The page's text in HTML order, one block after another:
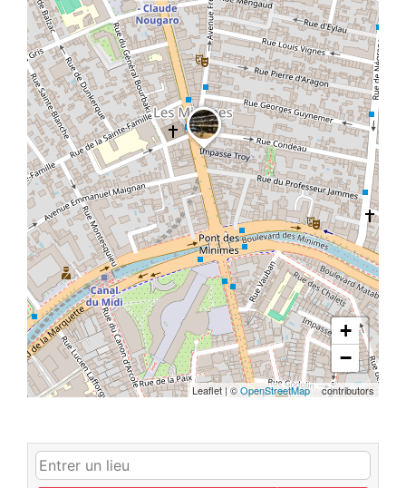
+
−
Leaflet|©OpenStreetMap contributors